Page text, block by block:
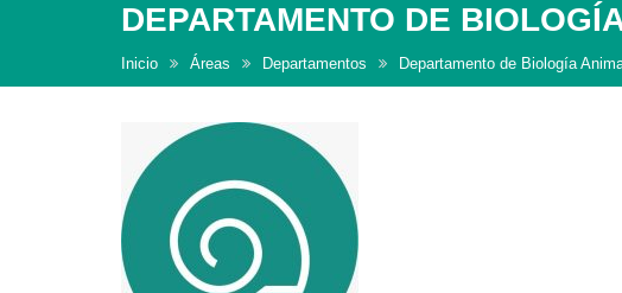
DEPARTAMENTO DE
Inicio Áreas Departamentos Departamento de Biología